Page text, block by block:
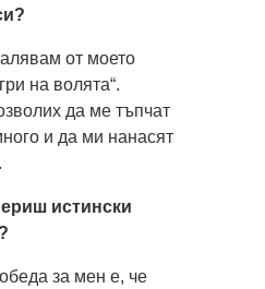
от моето
на волята“.
да ме тъпчат
и да ми нанасят
истински
за мен е, че